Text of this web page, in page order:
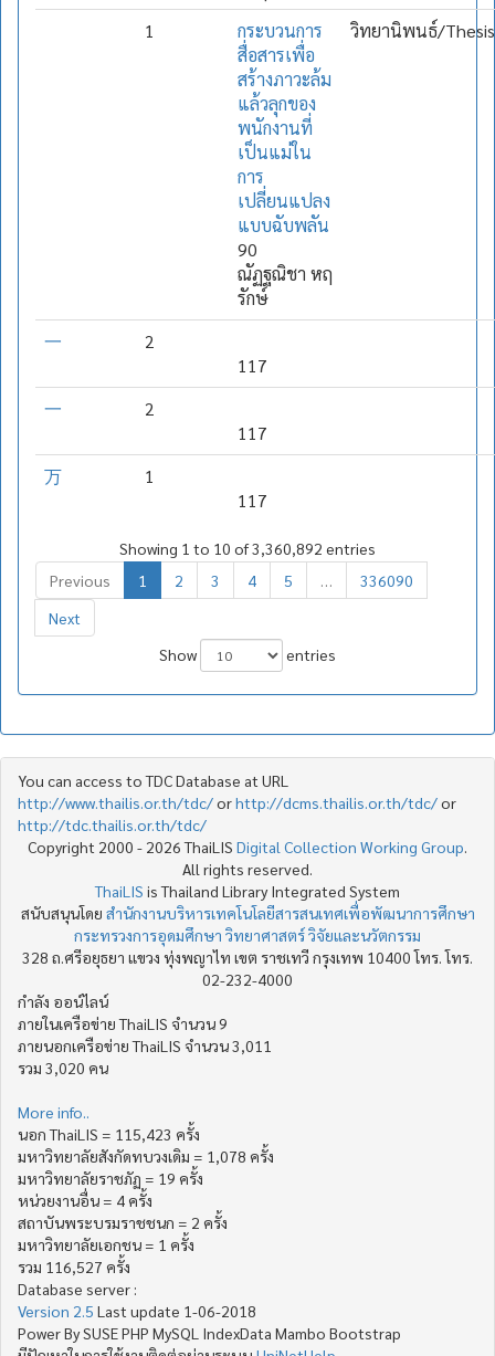
1
กระบวนการ
สื่อสารเพื่อ
สร้างภาวะล้ม
แล้วลุกของ
พนักงานที่
เป็นแม่ใน
การ
เปลี่ยนแปลง
แบบฉับพลัน
90
ณัฏฐณิชา หฤ
รักษ์
วิทยานิพนธ์/Thesis
一
2
117
一
2
117
万
1
117
Showing 1 to 10 of 3,360,892 entries
Previous
1 2 3 4 5 …
336090
Next
Show
entries
You can access to TDC Database at URL
http://www.thailis.or.th/tdc/orhttp://dcms.thailis.or.th/tdc/or
http://tdc.thailis.or.th/tdc/
Copyright 2000 - 2026 ThaiLIS Digital Collection Working Group.
All rights reserved.
ThaiLIS is Thailand Library Integrated System
สนับสนุนโดย สำนักงานบริหารเทคโนโลยีสารสนเทศเพื่อพัฒนาการศึกษา
กระทรวงการอุดมศึกษา วิทยาศาสตร์ วิจัยและนวัตกรรม
328 ถ.ศรีอยุธยา แขวง ทุ่งพญาไท เขต ราชเทวี กรุงเทพ 10400 โทร. โทร.
02-232-4000
กำลัง ออน์ไลน์
ภายในเครือข่าย ThaiLIS จำนวน 9
ภายนอกเครือข่าย ThaiLIS จำนวน 3,011
รวม 3,020 คน
More info..
นอก ThaiLIS = 115,423 ครั้ง
มหาวิทยาลัยสังกัดทบวงเดิม = 1,078 ครั้ง
มหาวิทยาลัยราชภัฏ = 19 ครั้ง
หน่วยงานอื่น = 4 ครั้ง
สถาบันพระบรมราชชนก = 2 ครั้ง
มหาวิทยาลัยเอกชน = 1 ครั้ง
รวม 116,527 ครั้ง
Database server :
Version 2.5 Last update 1-06-2018
Power By SUSE PHP MySQL IndexData Mambo Bootstrap